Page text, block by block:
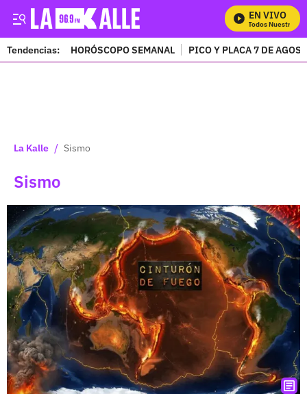
EN VIVO
Mira Todos Nuestros
Tendencias: HORÓSCOPO SEMANAL PICO Y PLACA 7 DE
La Kalle / Sismo
Sismo